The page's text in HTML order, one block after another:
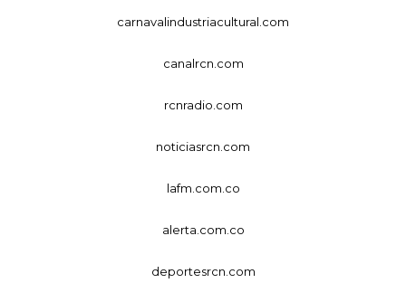
carnavalindustriacultural.com
canalrcn.com
rcnradio.com
noticiasrcn.com
lafm.com.co
alerta.com.co
deportesrcn.com